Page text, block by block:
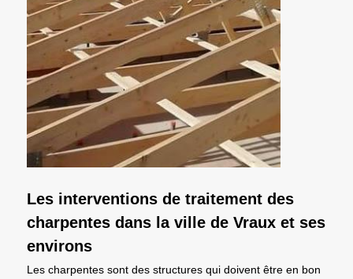
Les interventions de traitement des
charpentes dans la ville de Vraux et ses
environs
Les charpentes sont des structures qui doivent être en bon